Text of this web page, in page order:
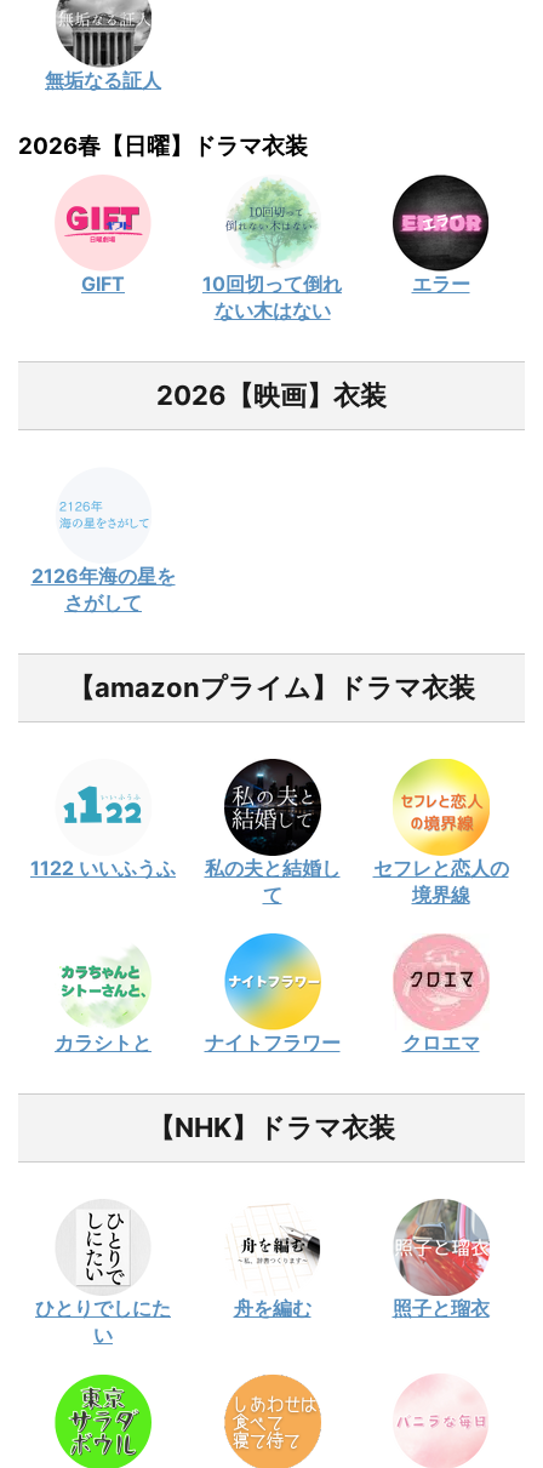
無垢なる証人
2026春【日曜】ドラマ衣装
GIFT
10回切って倒れ
ない木はない
エラー
2026【映画】衣装
2126年海の星を
さがして
【amazonプライム】ドラマ衣装
1122 いいふうふ
私の夫と結婚し
て
セフレと恋人の
境界線
カラシトと ナイトフラワー クロエマ
【NHK】ドラマ衣装
ひとりでしにた
い
舟を編む 照子と瑠衣